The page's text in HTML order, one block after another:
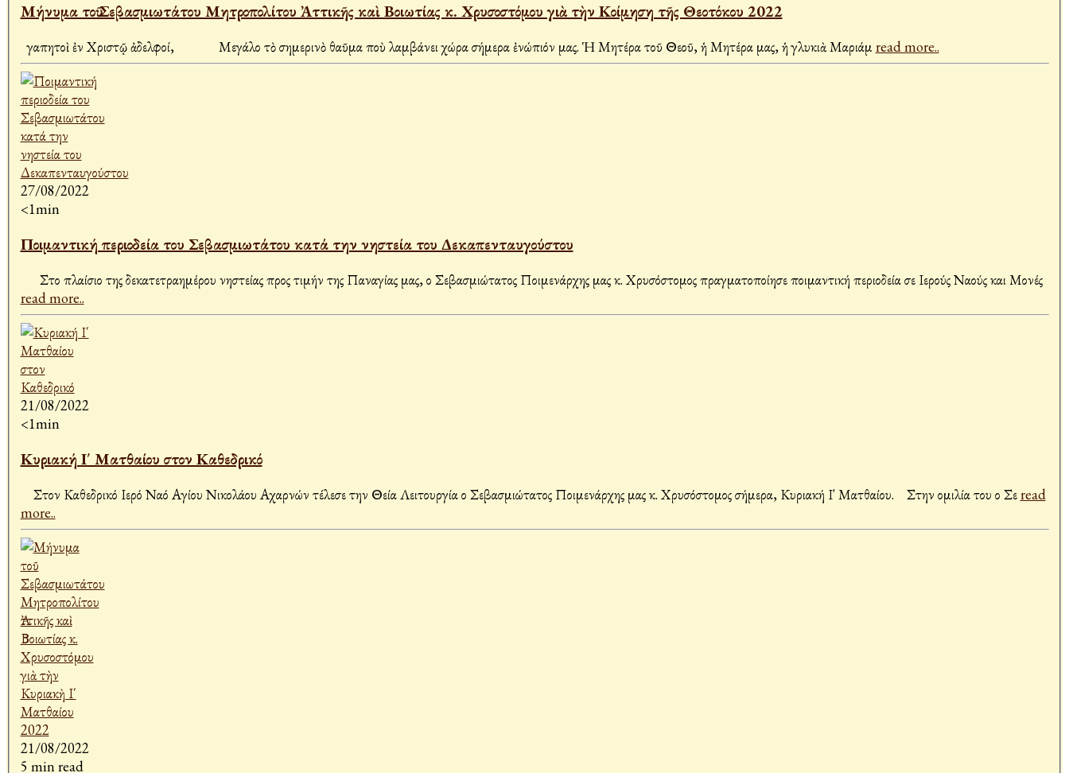
Μήνυμα τοῦ Σεβασμιωτάτου Μητροπολίτου Ἀττικῆς καὶ Βοιωτίας κ. Χρυσοστόμου γιὰ τὴν Κοίμηση τῆς Θεοτόκου 2022
Ἀγαπητοὶ ἐν Χριστῷ ἀδελφοί, Μεγάλο τὸ σημερινὸ θαῦμα ποὺ λαμβάνει χώρα σήμερα ἐνώπιόν μας. Ἡ Μητέρα τοῦ Θεοῦ, ἡ Μητέρα μας, ἡ γλυκιὰ Μαριάμ read more..
27/08/2022
<1min
Ποιμαντική περιοδεία του Σεβασμιωτάτου κατά την νηστεία του Δεκαπενταυγούστου
Στο πλαίσιο της δεκατετραημέρου νηστείας προς τιμήν της Παναγίας μας, ο Σεβασμιώτατος Ποιμενάρχης μας κ. Χρυσόστομος πραγματοποίησε ποιμαντική περιοδεία σε Ιερούς Ναούς και Μονές
read more..
21/08/2022
<1min
Κυριακή Ι΄ Ματθαίου στον Καθεδρικό
Στον Καθεδρικό Ιερό Ναό Αγίου Νικολάου Αχαρνών τέλεσε την Θεία Λειτουργία ο Σεβασμιώτατος Ποιμενάρχης μας κ. Χρυσόστομος σήμερα, Κυριακή Ι' Ματθαίου. Στην ομιλία του ο Σεread
more..
21/08/2022
5 min read